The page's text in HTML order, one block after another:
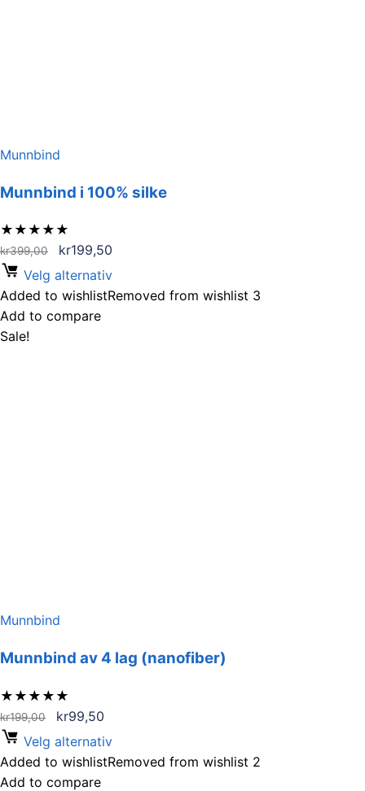
Munnbind
Munnbind i 100% silke
★ ★ ★ ★ ★
kr399,00
Opprinnelig
pris
var:
kr399,00.
kr199,50
pris
er:
Velg alternativ
Added to wishlistRemoved from wishlist 3
Add to compare
Sale!
Munnbind
Munnbind av 4 lag (nanofiber)
★ ★ ★ ★ ★
kr199,00
Opprinnelig
pris
var:
kr199,00.
kr99,50
pris
er:
Velg alternativ
Added to wishlistRemoved from wishlist 2
Add to compare